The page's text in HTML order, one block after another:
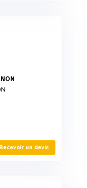
Recevoir un devis